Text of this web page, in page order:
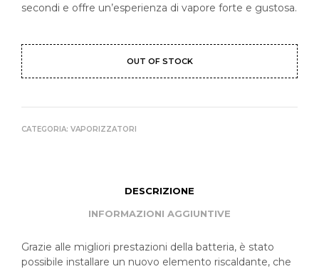
secondi e offre un’esperienza di vapore forte e gustosa.
OUT OF STOCK
CATEGORIA: VAPORIZZATORI
DESCRIZIONE
INFORMAZIONI AGGIUNTIVE
Grazie alle migliori prestazioni della batteria, è stato
possibile installare un nuovo elemento riscaldante, che